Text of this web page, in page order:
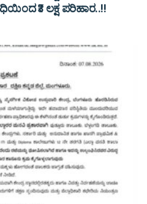
₹3 ಲಕ್ಷ ಪರಿಹಾರ..!!